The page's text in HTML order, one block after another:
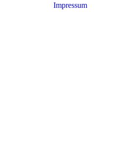
Impressum